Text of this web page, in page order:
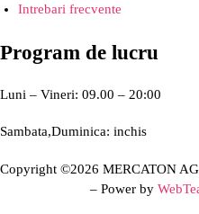
Intrebari frecvente
Program de lucru
Luni – Vineri: 09.00 – 20:00
Sambata,Duminica: inchis
Copyright ©2026 MERCATON
– Power by